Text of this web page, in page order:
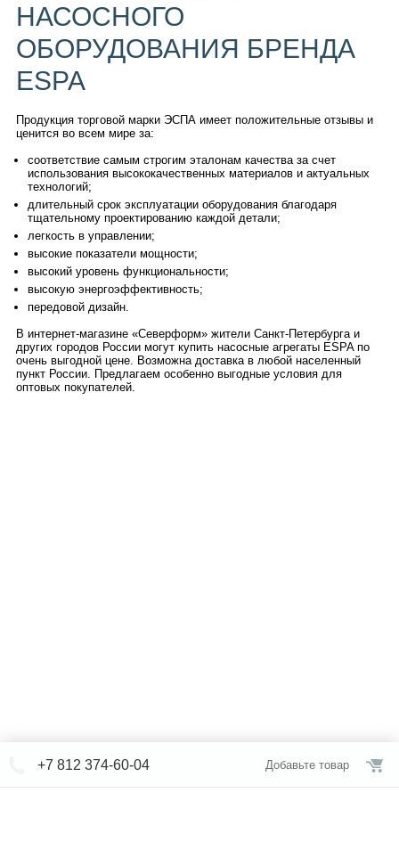
НАСОСНОГО
ОБОРУДОВАНИЯ БРЕНДА
ESPA
Продукция торговой марки ЭСПА имеет положительные отзывы и
ценится во всем мире за:
соответствие самым строгим эталонам качества за счет
использования высококачественных материалов и актуальных
технологий;
длительный срок эксплуатации оборудования благодаря
тщательному проектированию каждой детали;
легкость в управлении;
высокие показатели мощности;
высокий уровень функциональности;
высокую энергоэффективность;
передовой дизайн.
В интернет-магазине «Северформ» жители Санкт-Петербурга и
других городов России могут купить насосные агрегаты ESPA по
очень выгодной цене. Возможна доставка в любой населенный
пункт России. Предлагаем особенно выгодные условия для
оптовых покупателей.
+7 812 374-60-04 Добавьте товар